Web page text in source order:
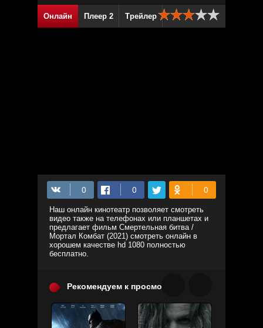
Онлайн Плеер 2 Трейлер
Наш онлайн кинотеатр позволяет смотреть
видео также на телефонах или планшетах и
предлагает фильм Смертельная битва /
Мортал Комбат (2021) смотреть онлайн в
хорошем качестве hd 1080 полностью
бесплатно.
Рекомендуем к просмотру: